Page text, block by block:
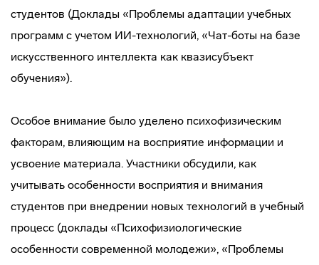
студентов (Доклады «Проблемы адаптации учебных
программ с учетом ИИ-технологий, «Чат-боты на базе
искусственного интеллекта как квазисубъект
обучения»).
Особое внимание было уделено психофизическим
факторам, влияющим на восприятие информации и
усвоение материала. Участники обсудили, как
учитывать особенности восприятия и внимания
студентов при внедрении новых технологий в учебный
процесс (доклады «Психофизиологические
особенности современной молодежи», «Проблемы